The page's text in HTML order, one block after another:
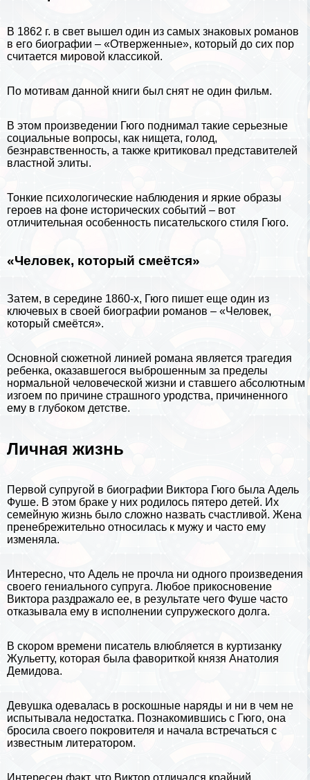
В 1862 г. в свет вышел один из самых знаковых романов
в его биографии – «Отверженные», который до сих пор
считается мировой классикой.
По мотивам данной книги был снят не один фильм.
В этом произведении Гюго поднимал такие серьезные
социальные вопросы, как нищета, голод,
безнравственность, а также критиковал представителей
властной элиты.
Тонкие психологические наблюдения и яркие образы
героев на фоне исторических событий – вот
отличительная особенность писательского стиля Гюго.
«Человек, который смеётся»
Затем, в середине 1860-х, Гюго пишет еще один из
ключевых в своей биографии романов – «Человек,
который смеётся».
Основной сюжетной линией романа является трагедия
ребенка, оказавшегося выброшенным за пределы
нормальной человеческой жизни и ставшего абсолютным
изгоем по причине страшного уpoдства, причиненного
ему в глубоком детстве.
Личная жизнь
Первой супругой в биографии Виктора Гюго была Адель
Фуше. В этом бpaке у них родилось пятеро детей. Их
семейную жизнь было сложно назвать счастливой. Жена
пренебрежительно относилась к мужу и часто ему
изменяла.
Интересно, что Адель не прочла ни одного произведения
своего гениального супруга. Любое прикосновение
Виктора раздражало ее, в результате чего Фуше часто
отказывала ему в исполнении супружеского долга.
В скором времени писатель влюбляется в куртизанку
Жульетту, которая была фавориткой князя Анатолия
Демидова.
Дeвyшка одевалась в роскошные наряды и ни в чем не
испытывала недостатка. Познакомившись с Гюго, она
бросила своего покровителя и начала встречаться с
известным литератором.
Интересен факт, что Виктор отличался крайний